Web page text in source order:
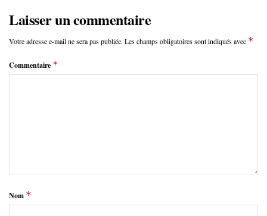
Laisser un commentaire
Votre adresse e-mail ne sera pas publiée. Les champs obligatoires sont indiqués avec *
Commentaire *
Nom *